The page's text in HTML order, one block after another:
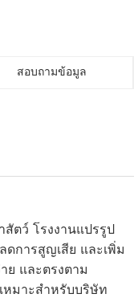
สอบถามข้อมูล
ตว์ โรงงานแปรรูป
การสูญเสีย และเพิ่ม
ย และตรงตาม
มาะสำหรับบริษัท